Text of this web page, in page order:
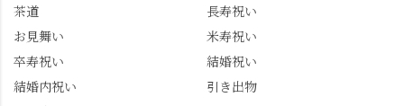
茶道
長寿祝い
お見舞い
米寿祝い
卒寿祝い
結婚祝い
結婚内祝い
引き出物